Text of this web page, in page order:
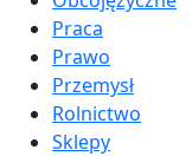
Praca
Prawo
Przemysł
Rolnictwo
Sklepy